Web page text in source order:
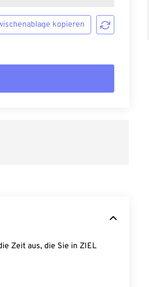
kopieren
Zeit aus, die Sie in ZIEL